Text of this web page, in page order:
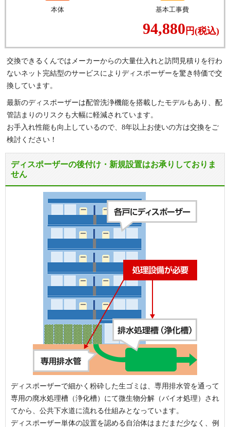
本体 基本工事費
94,880 円(税込)
交換できるくんではメーカーからの大量仕入れと訪問見積りを行わ
ないネット完結型のサービスによりディスポーザーを驚き特価で交
換しています。
最新のディスポーザーは配管洗浄機能を搭載したモデルもあり、配
管詰まりのリスクも大幅に軽減されています。
お手入れ性能も向上しているので、8年以上お使いの方は交換をご
検討ください！
ディスポーザーの後付け・新規設置はお承りしておりま
せん
ディスポーザーで細かく粉砕した生ゴミは、専用排水管を通って
専用の廃水処理槽（浄化槽）にて微生物分解（バイオ処理）され
てから、公共下水道に流れる仕組みとなっています。
ディスポーザー単体の設置を認める自治体はまだまだ少なく、例